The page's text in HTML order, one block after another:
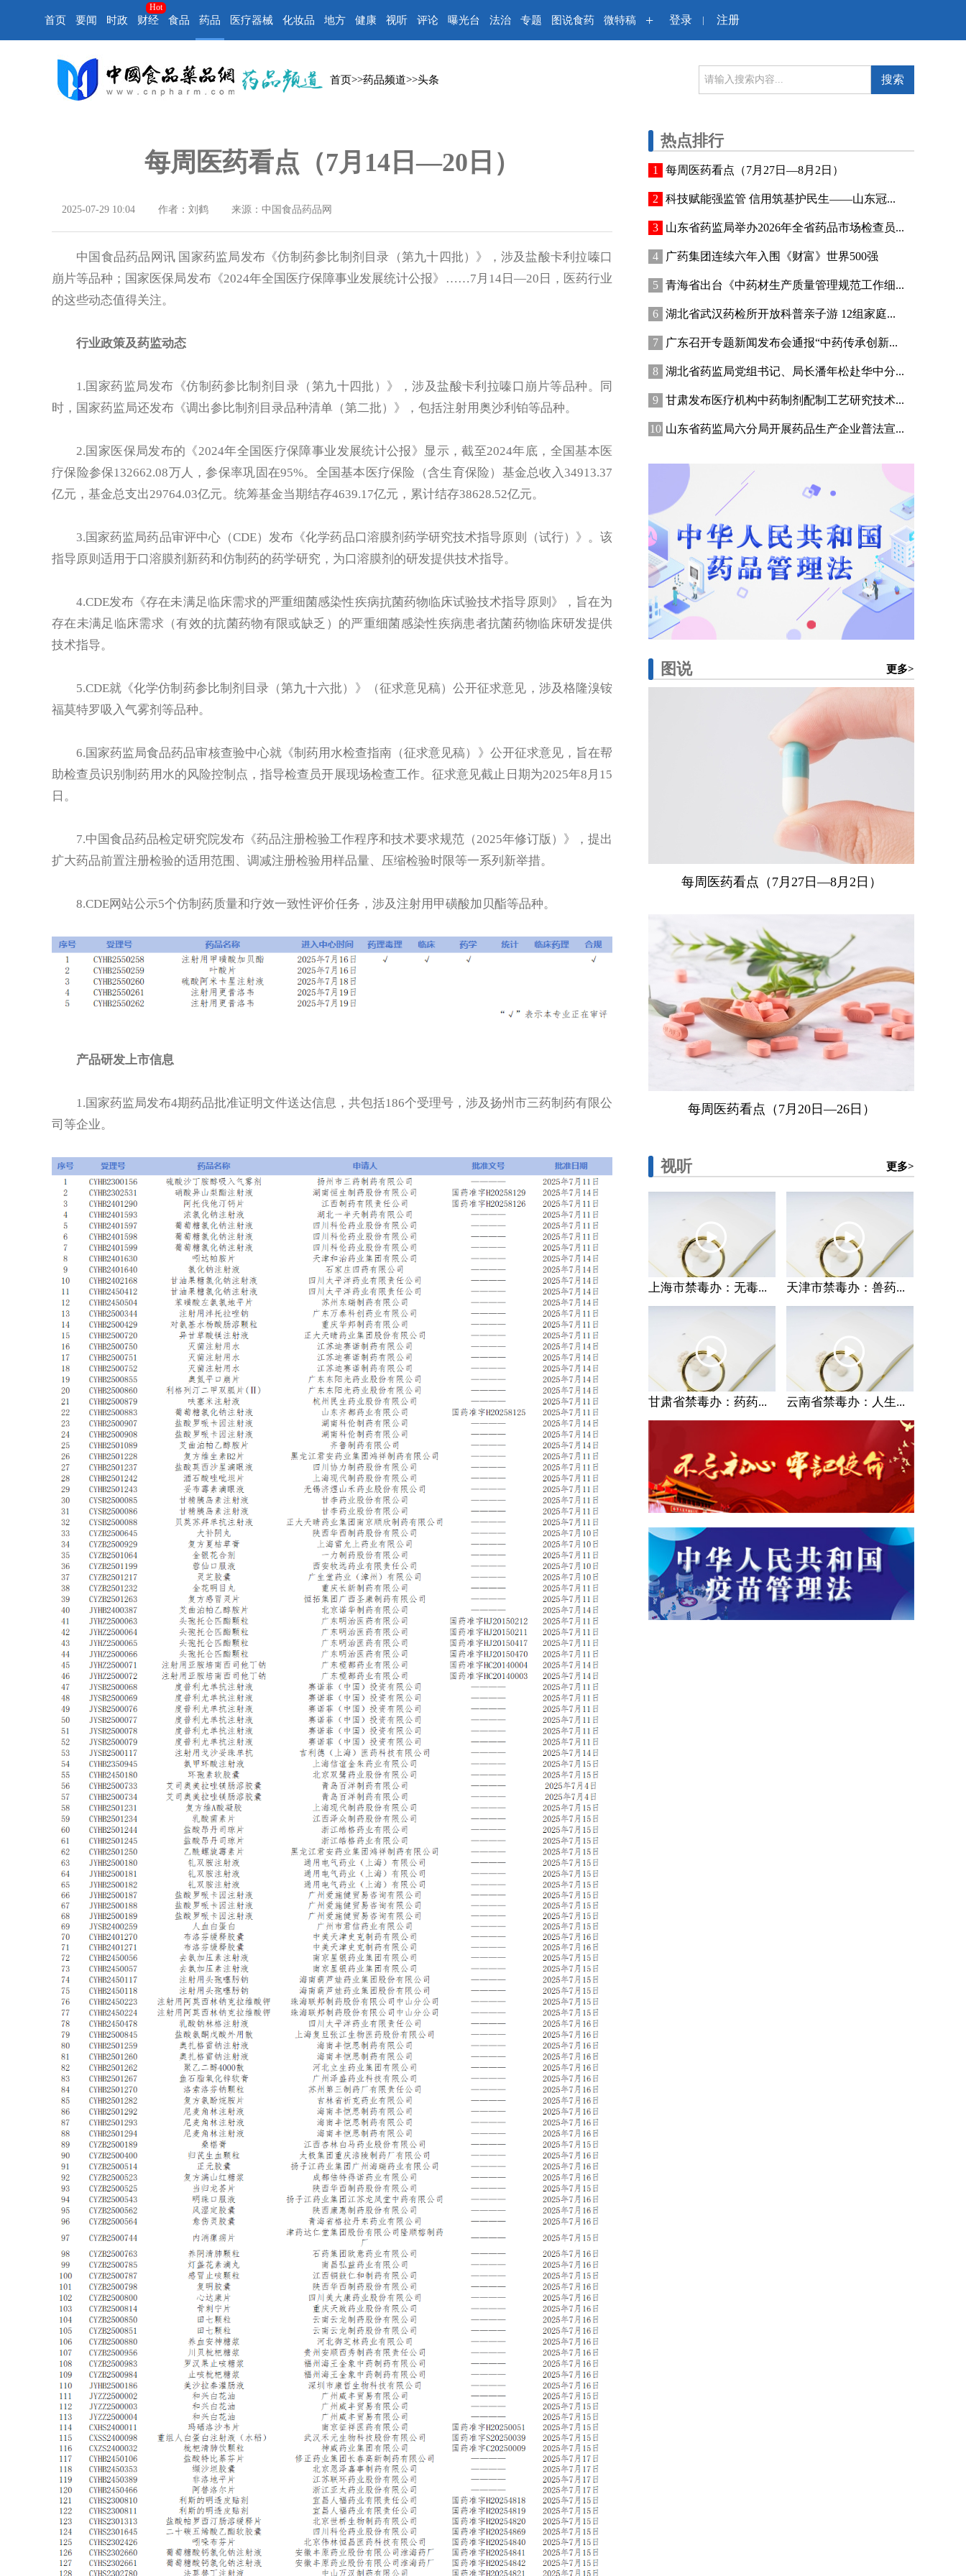
首页 要闻 时政 财经
Hot
食品 药品 医疗器械 化妆品 地方 健康 视听 评论 曝光台 法治 专题 图说食药 微特稿 + 登录 | 注册
首页>>药品频道>>头条 搜索
每周医药看点（7月14日—20日）
2025-07-29 10:04 作者：刘鹤 来源：中国食品药品网
中国食品药品网讯 国家药监局发布《仿制药参比制剂目录（第九十四批）》，涉及盐酸卡利拉嗪口
崩片等品种；国家医保局发布《2024年全国医疗保障事业发展统计公报》……7月14日—20日，医药行业
的这些动态值得关注。
行业政策及药监动态
1.国家药监局发布《仿制药参比制剂目录（第九十四批）》，涉及盐酸卡利拉嗪口崩片等品种。同
时，国家药监局还发布《调出参比制剂目录品种清单（第二批）》，包括注射用奥沙利铂等品种。
2.国家医保局发布的《2024年全国医疗保障事业发展统计公报》显示，截至2024年底，全国基本医
疗保险参保132662.08万人，参保率巩固在95%。全国基本医疗保险（含生育保险）基金总收入34913.37
亿元，基金总支出29764.03亿元。统筹基金当期结存4639.17亿元，累计结存38628.52亿元。
3.国家药监局药品审评中心（CDE）发布《化学药品口溶膜剂药学研究技术指导原则（试行）》。该
指导原则适用于口溶膜剂新药和仿制药的药学研究，为口溶膜剂的研发提供技术指导。
4.CDE发布《存在未满足临床需求的严重细菌感染性疾病抗菌药物临床试验技术指导原则》，旨在为
存在未满足临床需求（有效的抗菌药物有限或缺乏）的严重细菌感染性疾病患者抗菌药物临床研发提供
技术指导。
5.CDE就《化学仿制药参比制剂目录（第九十六批）》（征求意见稿）公开征求意见，涉及格隆溴铵
福莫特罗吸入气雾剂等品种。
6.国家药监局食品药品审核查验中心就《制药用水检查指南（征求意见稿）》公开征求意见，旨在帮
助检查员识别制药用水的风险控制点，指导检查员开展现场检查工作。征求意见截止日期为2025年8月15
日。
7.中国食品药品检定研究院发布《药品注册检验工作程序和技术要求规范（2025年修订版）》，提出
扩大药品前置注册检验的适用范围、调减注册检验用样品量、压缩检验时限等一系列新举措。
8.CDE网站公示5个仿制药质量和疗效一致性评价任务，涉及注射用甲磺酸加贝酯等品种。
产品研发上市信息
1.国家药监局发布4期药品批准证明文件送达信息，共包括186个受理号，涉及扬州市三药制药有限公
司等企业。
热点排行
每周医药看点（7月27日—8月2日）
科技赋能强监管 信用筑基护民生——山东冠...
山东省药监局举办2026年全省药品市场检查员...
广药集团连续六年入围《财富》世界500强
青海省出台《中药材生产质量管理规范工作细...
湖北省武汉药检所开放科普亲子游 12组家庭...
广东召开专题新闻发布会通报“中药传承创新...
湖北省药监局党组书记、局长潘年松赴华中分...
甘肃发布医疗机构中药制剂配制工艺研究技术...
山东省药监局六分局开展药品生产企业普法宣...
图说 更多>
每周医药看点（7月27日—8月2日）
每周医药看点（7月20日—26日）
视听 更多>
上海市禁毒办：无毒... 天津市禁毒办：兽药...
甘肃省禁毒办：药药... 云南省禁毒办：人生...